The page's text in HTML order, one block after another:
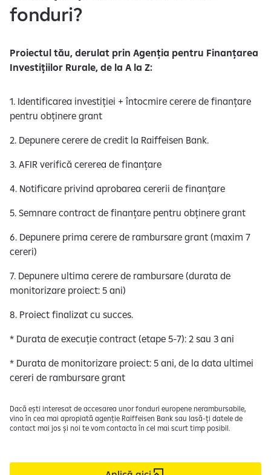
fonduri?
Proiectul tău, derulat prin Agenția pentru Finanțarea
Investițiilor Rurale, de la A la Z:
1. Identificarea investiției + întocmire cerere de finanțare
pentru obținere grant
2. Depunere cerere de credit la Raiffeisen Bank.
3. AFIR verifică cererea de finanțare
4. Notificare privind aprobarea cererii de finanțare
5. Semnare contract de finanțare pentru obținere grant
6. Depunere prima cerere de rambursare grant (maxim 7
cereri)
7. Depunere ultima cerere de rambursare (durata de
monitorizare proiect: 5 ani)
8. Proiect finalizat cu succes.
* Durata de execuție contract (etape 5-7): 2 sau 3 ani
* Durata de monitorizare proiect: 5 ani, de la data ultimei
cereri de rambursare grant
Dacă ești interesat de accesarea unor fonduri europene nerambursabile,
vino în cea mai apropiată agenție Raiffeisen Bank sau lasă-ți datele de
contact mai jos și noi te vom contacta în cel mai scurt timp posibil.